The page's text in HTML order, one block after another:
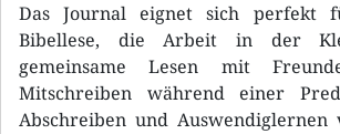
Das Journal eignet sich perfekt
Bibellese, die Arbeit in der
gemeinsame Lesen mit
Mitschreiben während einer
Abschreiben und Auswendiglernen